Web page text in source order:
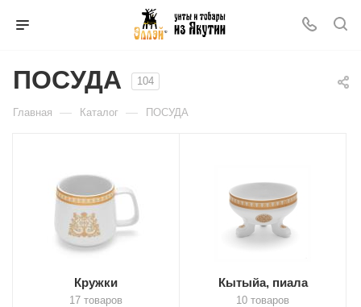
ПОСУДА 104
Главная — Каталог — ПОСУДА
Кружки
17 товаров
Кытыйа, пиала
10 товаров